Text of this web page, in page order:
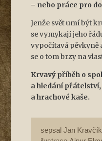
– nebo práce pro
Jenže svět umí být
se vymykají jeho
vypočítavá pěvkyně
se o tom brzy na
Krvavý příběh o
a hledání
a hrachové kaše.
sepsal Jan Kravčík